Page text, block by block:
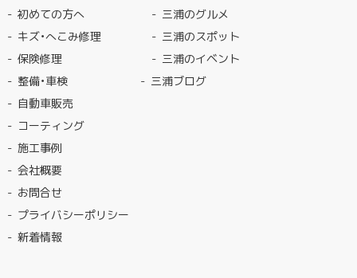
初めての方へ
キズ・へこみ修理
保険修理
整備・車検
自動車販売
コーティング
施工事例
会社概要
お問合せ
プライバシーポリシー
新着情報
三浦のグルメ
三浦のスポット
三浦のイベント
三浦ブログ